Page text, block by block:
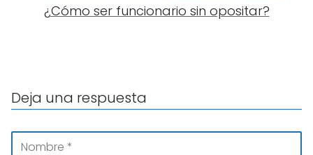
¿Cómo ser funcionario sin opositar?
Deja una respuesta